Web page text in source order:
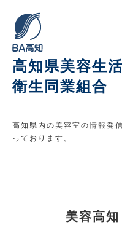
高知県美容生
衛生同業組合
高知県内の美容室の情報発
っております。
美容高